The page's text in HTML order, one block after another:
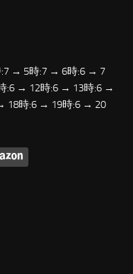
→ 5時:7 → 6時:6 → 7
:6 → 12時:6 → 13時:6 →
18時:6 → 19時:6 → 20